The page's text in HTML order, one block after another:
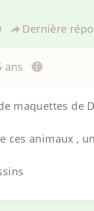
Dernière
ans
maquettes de
ces animaux ,